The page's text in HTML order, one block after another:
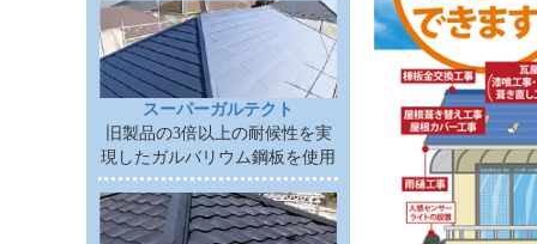
スーパーガルテクト
旧製品の3倍以上の耐候性を実
現したガルバリウム鋼板を使用